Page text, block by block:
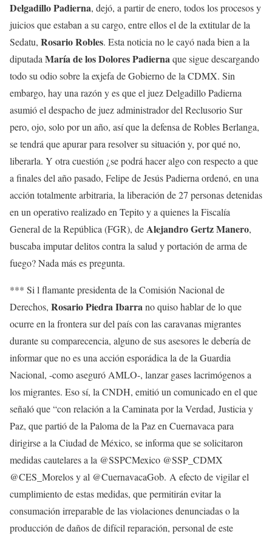
Delgadillo Padierna, dejó, a partir de enero, todos los procesos y
juicios que estaban a su cargo, entre ellos el de la extitular de la
Sedatu, Rosario Robles. Esta noticia no le cayó nada bien a la
diputada María de los Dolores Padiernaque sigue descargando
todo su odio sobre la exjefa de Gobierno de la CDMX. Sin
embargo, hay una razón y es que el juez Delgadillo Padierna
asumió el despacho de juez administrador del Reclusorio Sur
pero, ojo, solo por un año, así que la defensa de Robles Berlanga,
se tendrá que apurar para resolver su situación y, por qué no,
liberarla. Y otra cuestión ¿se podrá hacer algo con respecto a que
a finales del año pasado, Felipe de Jesús Padierna ordenó, en una
acción totalmente arbitraria, la liberación de 27 personas detenidas
en un operativo realizado en Tepito y a quienes la Fiscalía
General de la República (FGR), deAlejandro Gertz Manero,
buscaba imputar delitos contra la salud y portación de arma de
fuego? Nada más es pregunta.
*** Si l flamante presidenta de la Comisión Nacional de
Derechos, Rosario Piedra Ibarrano quiso hablar de lo que
ocurre en la frontera sur del país con las caravanas migrantes
durante su comparecencia, alguno de sus asesores le debería de
informar que no es una acción esporádica la de la Guardia
Nacional, -como aseguró AMLO-, lanzar gases lacrimógenos a
los migrantes. Eso sí, la CNDH, emitió un comunicado en el que
señaló que “con relación a la Caminata por la Verdad, Justicia y
Paz, que partió de la Paloma de la Paz en Cuernavaca para
dirigirse a la Ciudad de México, se informa que se solicitaron
medidas cautelares a la @SSPCMexico @SSP_CDMX
@CES_Morelos y al @CuernavacaGob. A efecto de vigilar el
cumplimiento de estas medidas, que permitirán evitar la
consumación irreparable de las violaciones denunciadas o la
producción de daños de difícil reparación, personal de este